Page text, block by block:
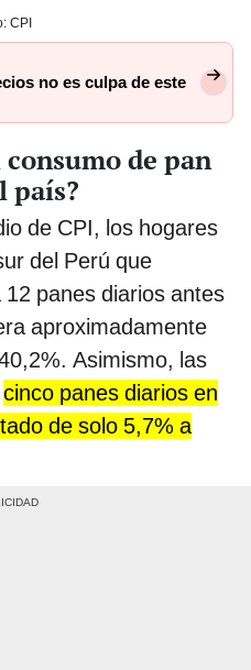
CPI
no es culpa de este
de pan
país?
de CPI, los hogares
del Perú que
panes diarios antes
aproximadamente
Asimismo, las
cinco panes diarios en
de solo 5,7% a